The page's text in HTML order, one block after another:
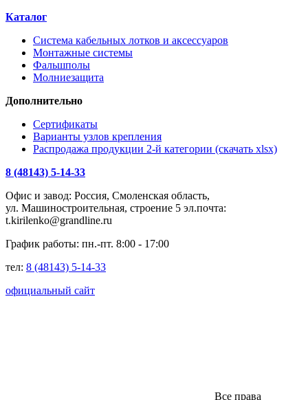
Каталог
Система кабельных лотков и аксессуаров
Монтажные системы
Фальшполы
Молниезащита
Дополнительно
Сертификаты
Варианты узлов крепления
Распродажа продукции 2-й категории (скачать xlsx)
8 (48143) 5-14-33
Офис и завод: Россия, Смоленская область,
ул. Машиностроительная, строение 5 эл.почта:
t.kirilenko@grandline.ru
График работы: пн.-пт. 8:00 - 17:00
тел: 8 (48143) 5-14-33
официальный сайт
Все права